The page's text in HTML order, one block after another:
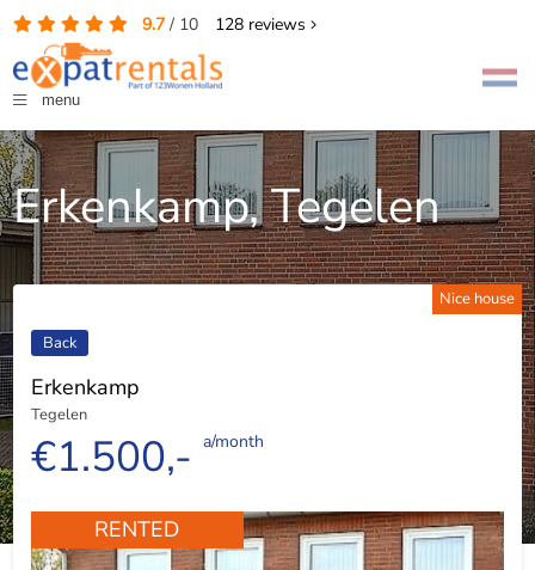
9.7/ 10 128reviews
menu
Erkenkamp, Tegelen
Nice house
Back
Erkenkamp
Tegelen
€1.500,- a/month
RENTED